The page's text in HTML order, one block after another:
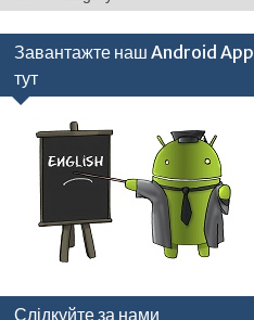
Завантажте наш Android App
тут
Слідкуйте за нами